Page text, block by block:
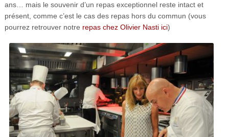
ans… mais le souvenir d’un repas exceptionnel reste intact et
présent, comme c’est le cas des repas hors du commun (vous
pourrez retrouver notre repas chez Olivier Nasti ici)